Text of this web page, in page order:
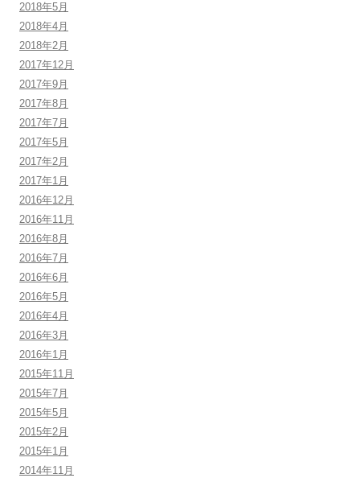
2018年5月
2018年4月
2018年2月
2017年12月
2017年9月
2017年8月
2017年7月
2017年5月
2017年2月
2017年1月
2016年12月
2016年11月
2016年8月
2016年7月
2016年6月
2016年5月
2016年4月
2016年3月
2016年1月
2015年11月
2015年7月
2015年5月
2015年2月
2015年1月
2014年11月